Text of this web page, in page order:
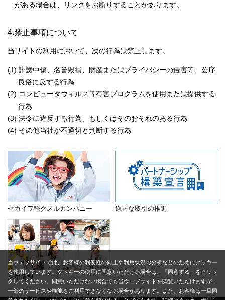
当ウェブサイトでは、お客様の利便性の向上や利用状況の分析などのためにクッキー
を使用しています。クッキーの使用に同意いただける場合は、「同意する」をクリッ
クしてください。同意いただけない場合でも当ウェブサイトを閲覧いただけますが、
一部のサービスや機能をご利用できなくなる場合があります。また、お客様は一旦同
がある場合は、リンクをお断りすることがあります。
4.禁止事項について
当サイトの利用において、次の行為は禁止します。
(1) 誹謗中傷、名誉毀損、財産またはプライバシーの侵害等、公序
良俗に反する行為
(2) コンピュータウィルス等有害プログラムを使用または提供する
行為
(3) 法令に違反する行為、もしくはそのおそれのある行為
(4) その他当社が不適切と判断する行為
セカイヲ軽クスルカンパニー 適正な取引の推進
採用情報